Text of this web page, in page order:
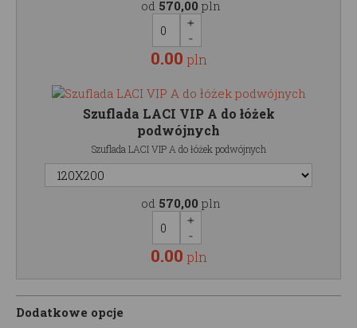
od 570,00 pln
0.00 pln
Szuflada LACI VIP A do łóżek
podwójnych
Szuflada LACI VIP A do łóżek podwójnych
od 570,00 pln
0.00 pln
Dodatkowe opcje